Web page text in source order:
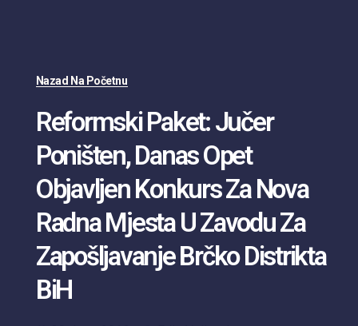
Nazad Na Početnu
Reformski Paket: Jučer
Poništen, Danas Opet
Objavljen Konkurs Za Nova
Radna Mjesta U Zavodu Za
Zapošljavanje Brčko Distrikta
BiH